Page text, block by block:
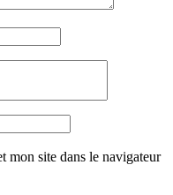
mon site dans le navigateur